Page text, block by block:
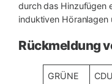
durch das Hinzufügen
induktiven Höranlagen
Rückmeldung
GRÜNE CDU